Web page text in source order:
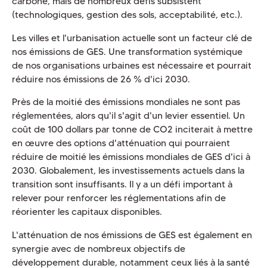
(technologiques, gestion des sols, acceptabilité, etc.).
Les villes et l'urbanisation actuelle sont un facteur clé de
nos émissions de GES. Une transformation systémique
de nos organisations urbaines est nécessaire et pourrait
réduire nos émissions de 26 % d'ici 2030.
Près de la moitié des émissions mondiales ne sont pas
réglementées, alors qu'il s'agit d'un levier essentiel. Un
coût de 100 dollars par tonne de CO2 inciterait à mettre
en œuvre des options d'atténuation qui pourraient
réduire de moitié les émissions mondiales de GES d'ici à
2030. Globalement, les investissements actuels dans la
transition sont insuffisants. Il y a un défi important à
relever pour renforcer les réglementations afin de
réorienter les capitaux disponibles.
L'atténuation de nos émissions de GES est également en
synergie avec de nombreux objectifs de
développement durable, notamment ceux liés à la santé